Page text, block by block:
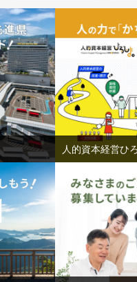
人的資本経営ひ